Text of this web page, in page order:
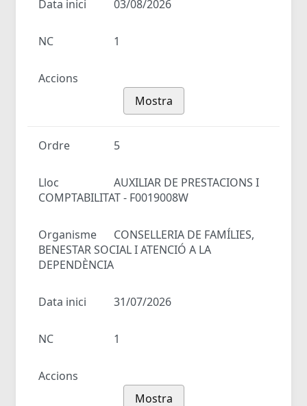
Data inici 03/08/2026
NC 1
Accions
Mostra
Ordre 5
Lloc
AUXILIAR DE PRESTACIONS I
COMPTABILITAT - F0019008W
Organisme
CONSELLERIA DE FAMÍLIES,
BENESTAR SOCIAL I ATENCIÓ A LA
DEPENDÈNCIA
Data inici 31/07/2026
NC 1
Accions
Mostra